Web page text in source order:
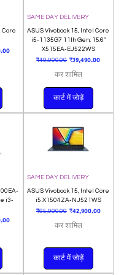
Core
SAME DAY DELIVERY
ASUS Vivobook 15, Intel Core
i5-1135G7 11th Gen, 15.6"
X515EA-EJ522WS
नियमित मूल्य
₹49,900.00 बिक्री मूल्य
₹39,490.00
कर शामिल
कार्ट में जोड़ें
i3-
SAME DAY DELIVERY
ASUS Vivobook 15, Intel Core
i5 X1504ZA-NJ521WS
नियमित मूल्य
₹65,900.00 बिक्री मूल्य
₹42,900.00
कर शामिल
कार्ट में जोड़ें